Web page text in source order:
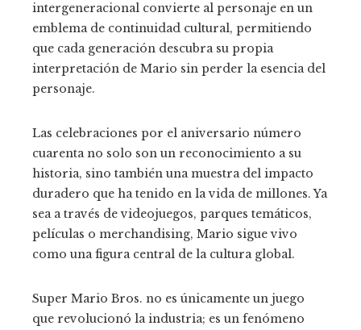
intergeneracional convierte al personaje en un
emblema de continuidad cultural, permitiendo
que cada generación descubra su propia
interpretación de Mario sin perder la esencia del
personaje.
Las celebraciones por el aniversario número
cuarenta no solo son un reconocimiento a su
historia, sino también una muestra del impacto
duradero que ha tenido en la vida de millones. Ya
sea a través de videojuegos, parques temáticos,
películas o merchandising, Mario sigue vivo
como una figura central de la cultura global.
Super Mario Bros. no es únicamente un juego
que revolucionó la industria; es un fenómeno